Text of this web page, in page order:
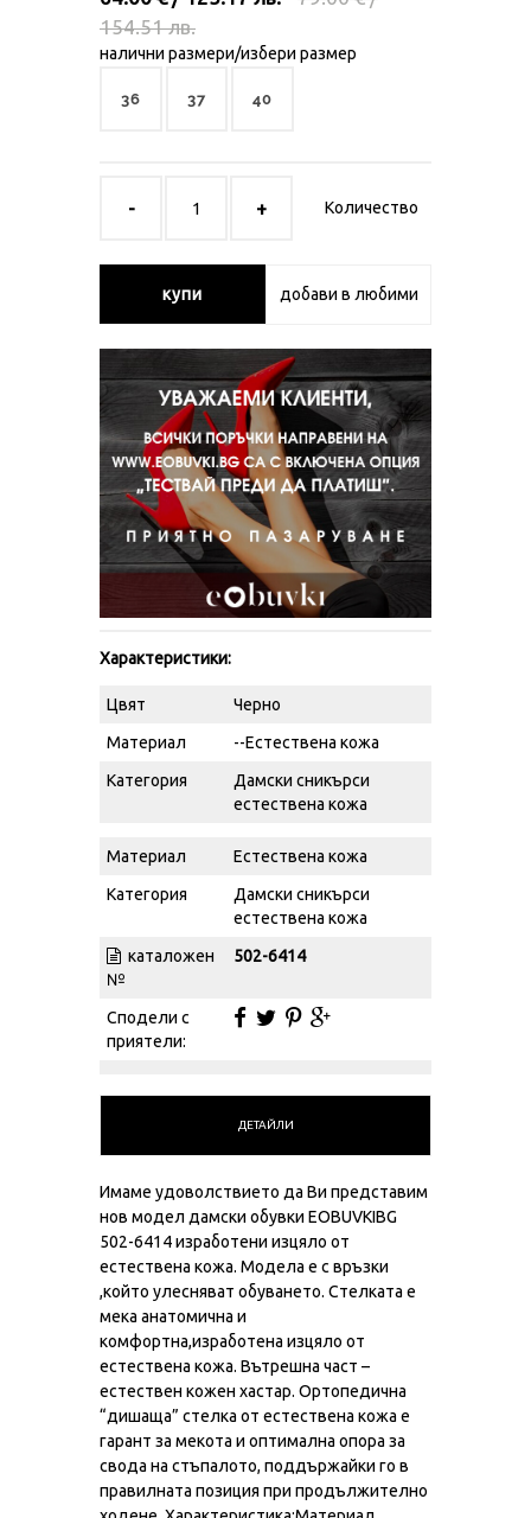
64.00 € / 125.17 лв.
79.00 € /
налични размери/избери размер
купи
Характеристики:
Цвят
Черно
Материал
Категория
Дамски сникърси
Материал
Категория
Дамски сникърси
каталожен
приятели:
Имаме удоволствието да Ви представим
нов модел дамски обувки EOBUVKIBG
502-6414 изработени изцяло от
естествена кожа. Модела е с връзки
,който улесняват обуването. Стелката е
мека анатомична и
комфортна,изработена изцяло от
естествена кожа. Вътрешна част –
естествен кожен хастар. Ортопедична
гарант за мекота и оптимална опора за
свода на стъпалото, поддържайки го в
правилната позиция при продължително